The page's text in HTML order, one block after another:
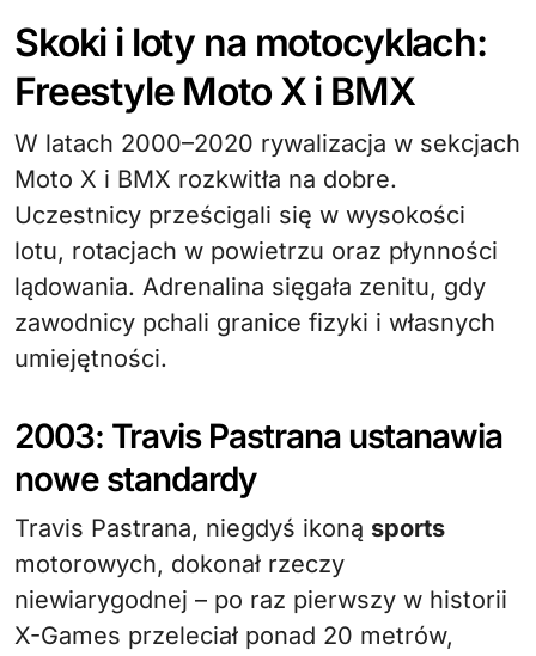
Skoki i loty na motocyklach:
Freestyle Moto X i BMX
W latach 2000–2020 rywalizacja w sekcjach
Moto X i BMX rozkwitła na dobre.
Uczestnicy prześcigali się w wysokości
lotu, rotacjach w powietrzu oraz płynności
lądowania. Adrenalina sięgała zenitu, gdy
zawodnicy pchali granice fizyki i własnych
umiejętności.
2003: Travis Pastrana ustanawia
nowe standardy
Travis Pastrana, niegdyś ikoną sports
motorowych, dokonał rzeczy
niewiarygodnej – po raz pierwszy w historii
X-Games przeleciał ponad 20 metrów,